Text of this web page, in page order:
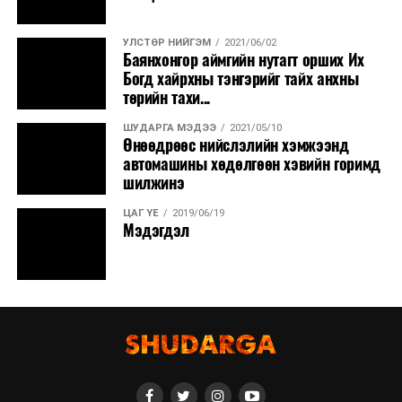
УЛСТӨР НИЙГЭМ 2021/06/02
Баянхонгор аймгийн нутагт орших Их
Богд хайрхны тэнгэрийг тайх анхны
төрийн тахи...
ШУДАРГА МЭДЭЭ 2021/05/10
Өнөөдрөөс нийслэлийн хэмжээнд
автомашины хөдөлгөөн хэвийн горимд
шилжинэ
ЦАГ ҮЕ 2019/06/19
Мэдэгдэл